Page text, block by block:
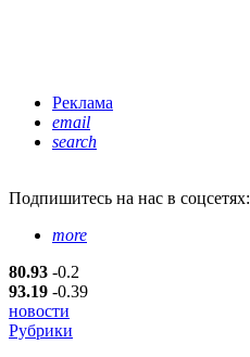
Реклама
email
search
Подпишитесь на нас в соцсетях:
more
80.93 -0.2
93.19 -0.39
новости
Рубрики